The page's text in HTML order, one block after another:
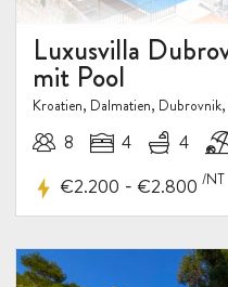
Luxusvilla
mit Pool
Kroatien, Dalmatien,
8 4 4
€2.200 - €2.800 /NT